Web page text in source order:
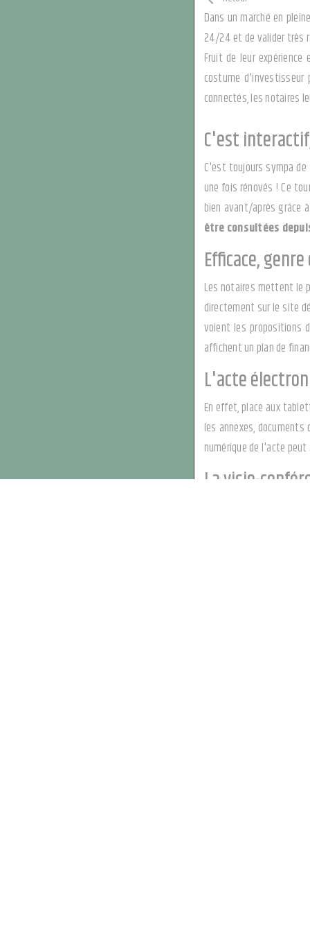
Dans un marché en
24/24 et de valider très
Fruit de leur
costume
connectés, les notaires
C'est
C'est toujours sympa
une fois rénovés ! Ce
bien avant/après grâce
être consultées
Efficace,
Les notaires mettent le
directement sur le site
voient les propositions
affichent un plan de
L'acte
En effet, place aux
les annexes,
numérique de l'acte
La visio-